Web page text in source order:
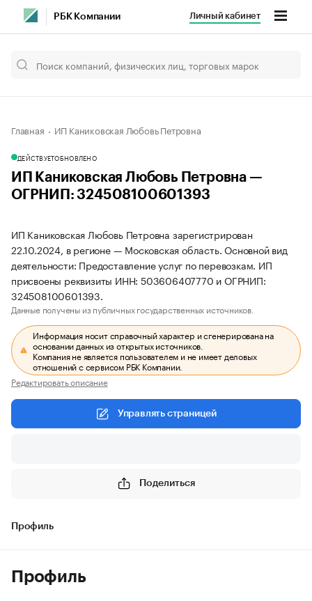
РБК Компании Личный кабинет
Главная ИП Каниковская Любовь Петровна
ДЕЙСТВУЕТОБНОВЛЕНО
ИП Каниковская Любовь Петровна —
ОГРНИП: 324508100601393
ИП Каниковская Любовь Петровна зарегистрирован
22.10.2024, в регионе — Московская область. Основной вид
деятельности: Предоставление услуг по перевозкам. ИП
присвоены реквизиты ИНН: 503606407770 и ОГРНИП:
324508100601393.
Данные получены из публичных государственных источников.
Информация носит справочный характер и сгенерирована на
основании данных из открытых источников.
Компания не является пользователем и не имеет деловых
отношений с сервисом РБК Компании.
Редактировать описание
Управлять страницей
Поделиться
Профиль
Профиль